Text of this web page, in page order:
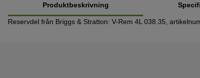
Produktbeskrivning
Reservdel från Briggs & Stratton: V-Rem 4L 038.35,